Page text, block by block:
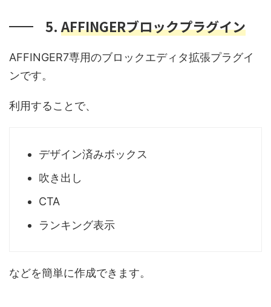
5. AFFINGERブロックプラグイン
AFFINGER7専用のブロックエディタ拡張プラグイ
ンです。
利用することで、
デザイン済みボックス
吹き出し
CTA
ランキング表示
などを簡単に作成できます。